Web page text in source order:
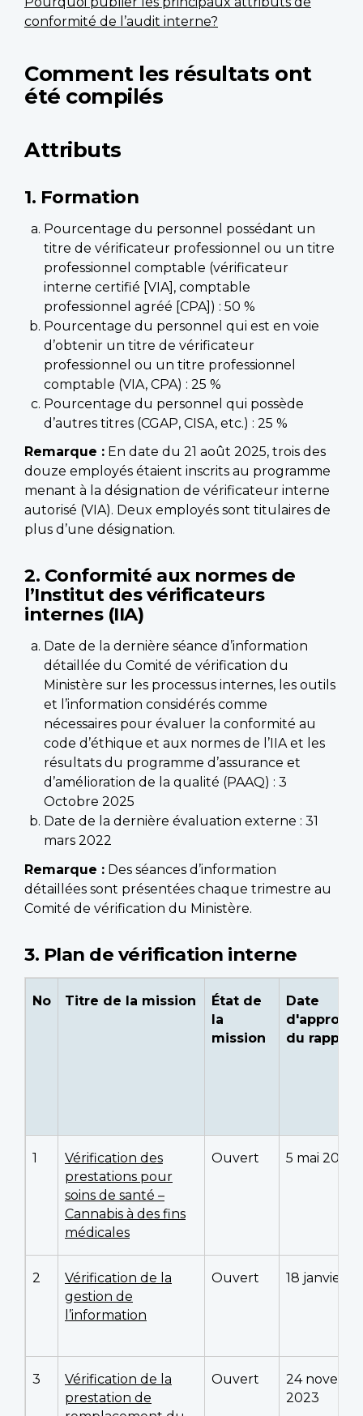
conformité de l’audit interne?
Comment les résultats ont
été compilés
Attributs
1. Formation
Pourcentage du personnel possédant un
titre de vérificateur professionnel ou un titre
professionnel comptable (vérificateur
interne certifié [VIA], comptable
professionnel agréé [CPA]) : 50 %
Pourcentage du personnel qui est en voie
d’obtenir un titre de vérificateur
professionnel ou un titre professionnel
comptable (VIA, CPA) : 25 %
Pourcentage du personnel qui possède
d’autres titres (CGAP, CISA, etc.) : 25 %
Remarque : En date du 21 août 2025, trois des
douze employés étaient inscrits au programme
menant à la désignation de vérificateur interne
autorisé (VIA). Deux employés sont titulaires de
plus d’une désignation.
2. Conformité aux normes de
l’Institut des vérificateurs
internes (IIA)
Date de la dernière séance d’information
détaillée du Comité de vérification du
Ministère sur les processus internes, les outils
et l’information considérés comme
nécessaires pour évaluer la conformité au
code d’éthique et aux normes de l’IIA et les
résultats du programme d’assurance et
d’amélioration de la qualité (PAAQ) : 3
Octobre 2025
Date de la dernière évaluation externe : 31
mars 2022
Remarque : Des séances d’information
détaillées sont présentées chaque trimestre au
Comité de vérification du Ministère.
3. Plan de vérification interne
No Titre de la mission
État de
la
mission
Date
du rapport
1
Vérification des
prestations pour
soins de santé –
Cannabis à des fins
médicales
Ouvert 5 mai 2022
2
Vérification de la
gestion de
l’information
Ouvert 18 janvier
3
Vérification de la
prestation de
Ouvert
24
2023